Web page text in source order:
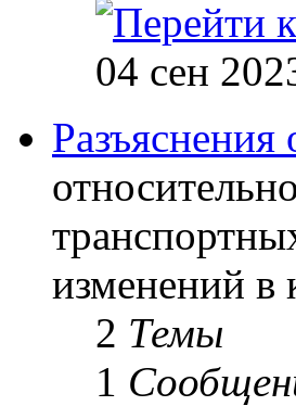
04 сен
Разъяснения
изменений в
2 Темы
1